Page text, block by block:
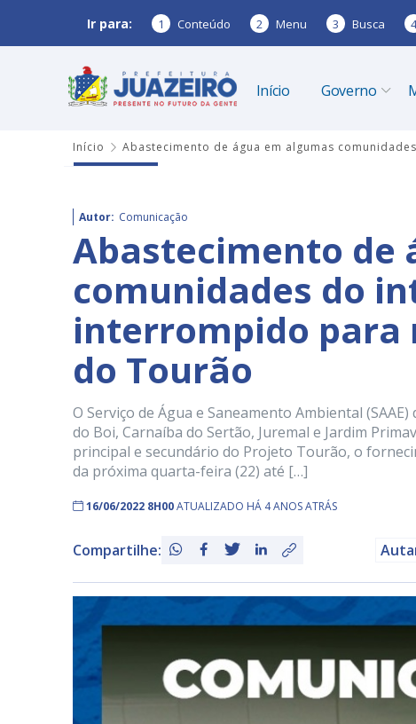
Ir para: 1 Conteúdo 2 Menu 3 Busca 4
Início Governo
Início Abastecimento de água em algumas
Autor: Comunicação
Abastecimento de
comunidades do
interrompido para
do Tourão
O Serviço de Água e Saneamento Ambiental
do Boi, Carnaíba do Sertão, Juremal e Jardim
principal e secundário do Projeto Tourão, o
da próxima quarta-feira (22) até […]
16/06/2022 8H00ATUALIZADO HÁ 4 ANOS ATRÁS
Compartilhe: